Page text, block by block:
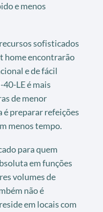
e menos
sofisticados
home encontrarão
e de fácil
LE é mais
de menor
é preparar refeições
menos tempo.
para quem
em funções
volumes de
não é
em locais com